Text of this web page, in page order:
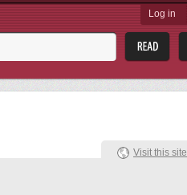
Log in
Visit this site